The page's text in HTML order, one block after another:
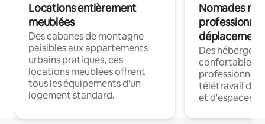
Locations entièrement
meublées
Des cabanes de montagne
paisibles aux appartements
urbains pratiques, ces
locations meublées offrent
tous les équipements d'un
logement standard.
Nomades
déplacement
Des
confortables
professionnels
télétravail
et d'espaces